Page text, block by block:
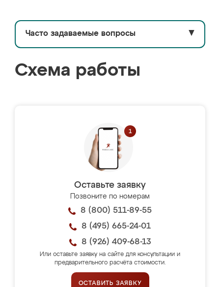
Часто задаваемые вопросы ▼
Схема работы
Оставьте заявку
Позвоните по номерам
8 (800) 511-89-55
8 (495) 665-24-01
8 (926) 409-68-13
Или оставьте заявку на сайте для консультации и
предварительного расчёта стоимости.
ОСТАВИТЬ ЗАЯВКУ